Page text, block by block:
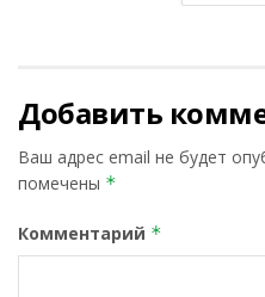
Добавить
Ваш адрес email не будет
помечены *
Комментарий *